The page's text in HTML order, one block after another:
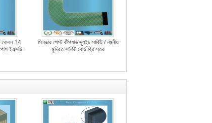
কেবল 14
পাশ ইএসডি
সিলভার পেস্ট কীপ্যাড স্যুইচ সার্কিট / নমনীয়
মুদ্রিত সার্কিট বোর্ড থ্রি স্তর